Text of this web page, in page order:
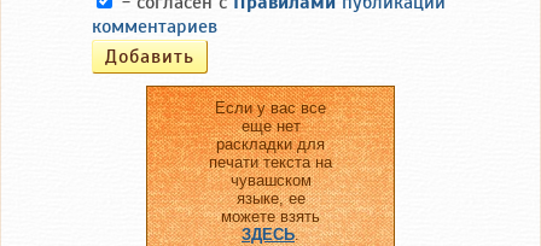
комментариев
Если у вас все
еще нет
раскладки для
печати текста на
чувашском
языке, ее
можете взять
ЗДЕСЬ.